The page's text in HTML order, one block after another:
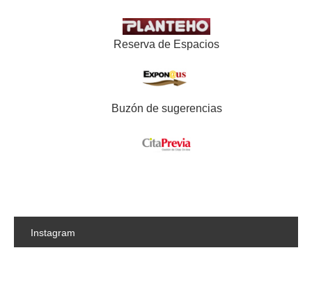
Reserva de Espacios
Buzón de sugerencias
Instagram